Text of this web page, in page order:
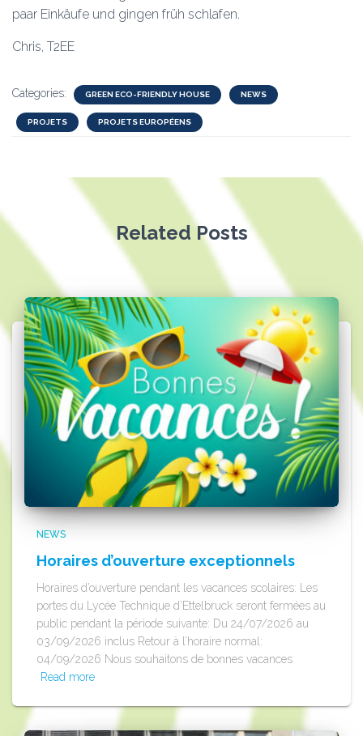
paar Einkäufe und gingen früh schlafen.
Chris, T2EE
Categories: GREEN ECO-FRIENDLY HOUSE NEWS
PROJETS PROJETS EUROPÉENS
Related Posts
NEWS
Horaires d’ouverture exceptionnels
Horaires d’ouverture pendant les vacances scolaires: Les
portes du Lycée Technique d’Ettelbruck seront fermées au
public pendant la période suivante: Du 24/07/2026 au
03/09/2026 inclus Retour à l’horaire normal:
04/09/2026 Nous souhaitons de bonnes vacances
Read more